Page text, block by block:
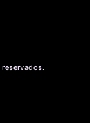
reservados.